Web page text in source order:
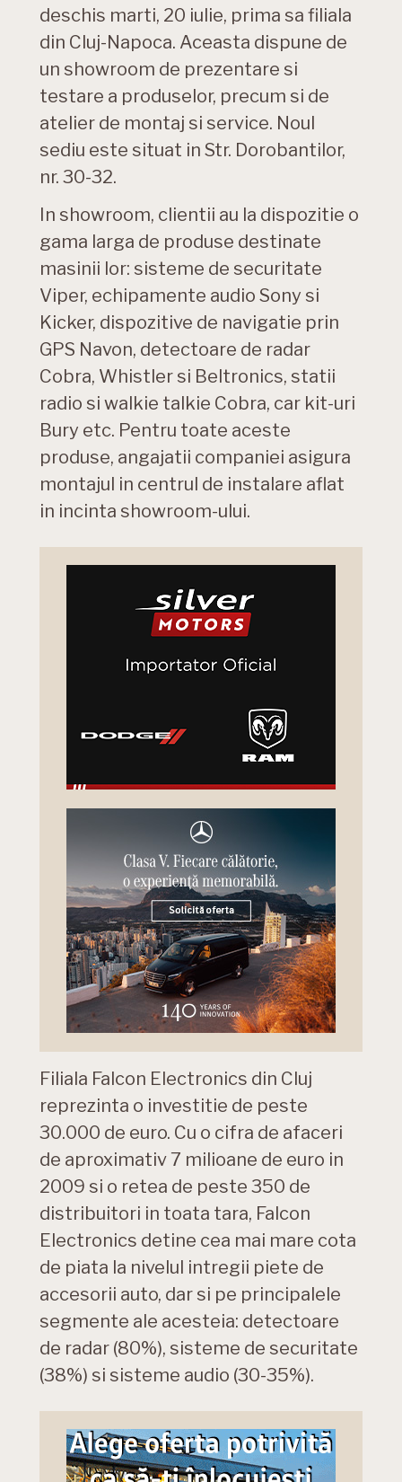
deschis marti, 20 iulie, prima sa filiala
din Cluj-Napoca. Aceasta dispune de
un showroom de prezentare si
testare a produselor, precum si de
atelier de montaj si service. Noul
sediu este situat in Str. Dorobantilor,
nr. 30-32.
In showroom, clientii au la dispozitie o
gama larga de produse destinate
masinii lor: sisteme de securitate
Viper, echipamente audio Sony si
Kicker, dispozitive de navigatie prin
GPS Navon, detectoare de radar
Cobra, Whistler si Beltronics, statii
radio si walkie talkie Cobra, car kit-uri
Bury etc. Pentru toate aceste
produse, angajatii companiei asigura
montajul in centrul de instalare aflat
in incinta showroom-ului.
Filiala Falcon Electronics din Cluj
reprezinta o investitie de peste
30.000 de euro. Cu o cifra de afaceri
de aproximativ 7 milioane de euro in
2009 si o retea de peste 350 de
distribuitori in toata tara, Falcon
Electronics detine cea mai mare cota
de piata la nivelul intregii piete de
accesorii auto, dar si pe principalele
segmente ale acesteia: detectoare
de radar (80%), sisteme de securitate
(38%) si sisteme audio (30-35%).